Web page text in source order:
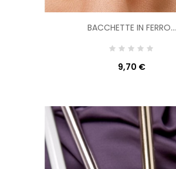
BACCHETTE IN FERRO...
9,70 €